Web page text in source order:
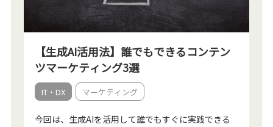
【生成AI活用法】誰でもできるコンテン
ツマーケティング3選
IT・DX マーケティング
今回は、生成AIを活用して誰でもすぐに実践できる